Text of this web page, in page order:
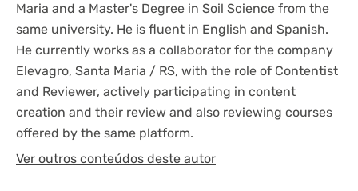
Maria and a Master's Degree in Soil Science from the
same university. He is fluent in English and Spanish.
He currently works as a collaborator for the company
Elevagro, Santa Maria / RS, with the role of Contentist
and Reviewer, actively participating in content
creation and their review and also reviewing courses
offered by the same platform.
Ver outros conteúdos deste autor